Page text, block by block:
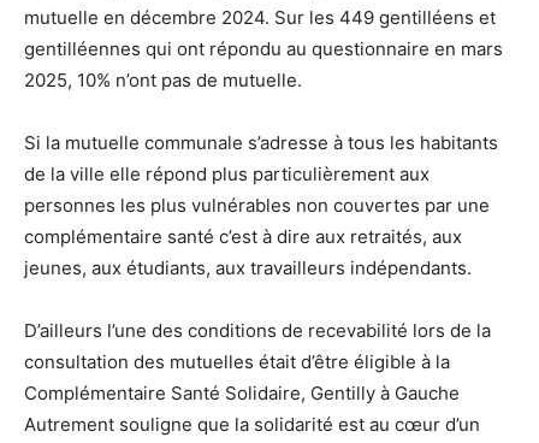
mutuelle en décembre 2024. Sur les 449 gentilléens et
gentilléennes qui ont répondu au questionnaire en mars
2025, 10% n’ont pas de mutuelle.
Si la mutuelle communale s’adresse à tous les habitants
de la ville elle répond plus particulièrement aux
personnes les plus vulnérables non couvertes par une
complémentaire santé c’est à dire aux retraités, aux
jeunes, aux étudiants, aux travailleurs indépendants.
D’ailleurs l’une des conditions de recevabilité lors de la
consultation des mutuelles était d’être éligible à la
Complémentaire Santé Solidaire, Gentilly à Gauche
Autrement souligne que la solidarité est au cœur d’un